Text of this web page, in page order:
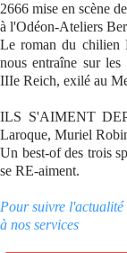
2666 mise en scène
à l'Odéon-Ateliers
Le roman du chilien
nous entraîne sur
IIIe Reich, exilé au
ILS S'AIMENT
Laroque, Muriel
Un best-of des trois
se RE-aiment.
Pour suivre l'actualité
à nos services